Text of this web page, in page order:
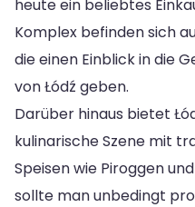
heute ein beliebtes
Komplex befinden sich
die einen Einblick in die
von Łódź geben.
Darüber hinaus bietet
kulinarische Szene mit
Speisen wie Piroggen
sollte man unbedingt